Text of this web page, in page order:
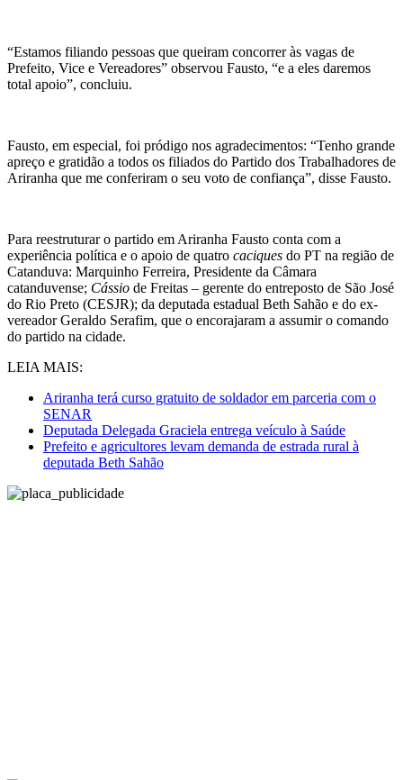
“Estamos filiando pessoas que queiram concorrer às vagas de
Prefeito, Vice e Vereadores” observou Fausto, “e a eles daremos
total apoio”, concluiu.
Fausto, em especial, foi pródigo nos agradecimentos: “Tenho grande
apreço e gratidão a todos os filiados do Partido dos Trabalhadores de
Ariranha que me conferiram o seu voto de confiança”, disse Fausto.
Para reestruturar o partido em Ariranha Fausto conta com a
experiência política e o apoio de quatro caciques do PT na região de
Catanduva: Marquinho Ferreira, Presidente da Câmara
catanduvense; Cássio de Freitas – gerente do entreposto de São José
do Rio Preto (CESJR); da deputada estadual Beth Sahão e do ex-
vereador Geraldo Serafim, que o encorajaram a assumir o comando
do partido na cidade.
LEIA MAIS:
Ariranha terá curso gratuito de soldador em parceria com o
SENAR
Deputada Delegada Graciela entrega veículo à Saúde
Prefeito e agricultores levam demanda de estrada rural à
deputada Beth Sahão